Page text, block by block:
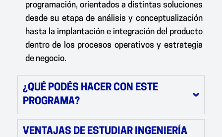
programación, orientados a distintas soluciones
desde su etapa de análisis y conceptualización
hasta la implantación e integración del producto
dentro de los procesos operativos y estrategia
de negocio.
¿QUÉ PODÉS HACER CON ESTE
PROGRAMA?
VENTAJAS DE ESTUDIAR INGENIERÍA